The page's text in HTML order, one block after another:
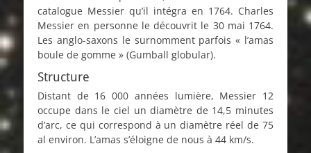
catalogue Messier qu’il intégra en 1764. Charles
Messier en personne le découvrit le 30 mai 1764.
Les anglo-saxons le surnomment parfois « l’amas
boule de gomme » (Gumball globular).
Structure
Distant de 16 000 années lumière, Messier 12
occupe dans le ciel un diamètre de 14,5 minutes
d’arc, ce qui correspond à un diamètre réel de 75
al environ. L’amas s’éloigne de nous à 44 km/s.